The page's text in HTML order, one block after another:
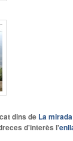
dins de La
d'interès l'